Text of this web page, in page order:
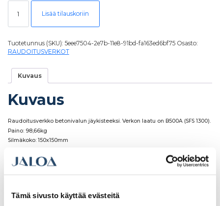
Tämä sivusto käyttää evästeitä
RAUDOITUSVERKKO 10-150 2.35X5.0/98.66kg/kpl määrä
Lisää tilauskoriin
Tuotetunnus (SKU): 5eee7504-2e7b-11e8-91bd-fa163ed6bf75 Osasto:
RAUDOITUSVERKOT
Kuvaus
Kuvaus
Raudoitusverkko betonivalun jäykisteeksi. Verkon laatu on B500A (SFS 1300).
Paino: 98,66kg
Silmäkoko: 150x150mm
Tutustu myös